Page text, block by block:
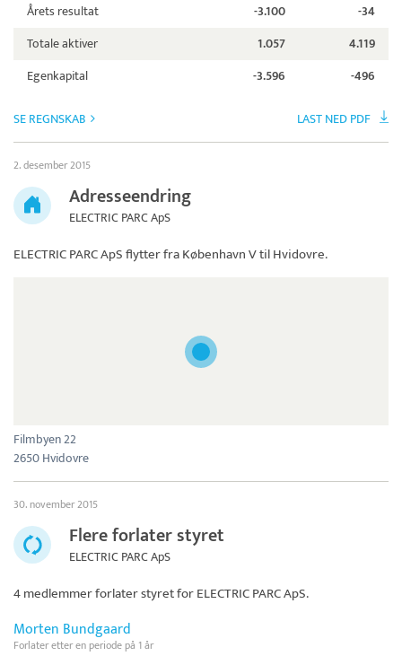
Årets resultat
-3.100
-34
Totale aktiver
1.057
4.119
Egenkapital
-3.596 -496
SE REGNSKAB LAST NED PDF
2. desember 2015
Adresseendring
ELECTRIC PARC ApS
ELECTRIC PARC ApSflytter fra København V til Hvidovre.
Filmbyen 22
2650 Hvidovre
30. november 2015
Flere forlater styret
ELECTRIC PARC ApS
4 medlemmer forlater styret forELECTRIC PARC ApS.
Morten Bundgaard
Forlater etter en periode på 1 år